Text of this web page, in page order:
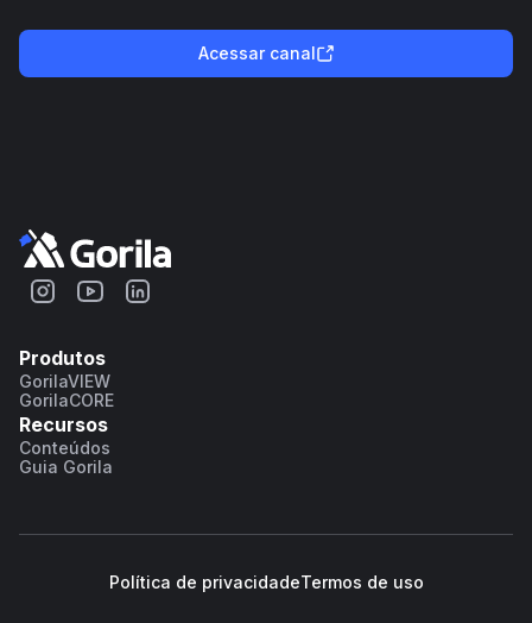
Acessar canal
Produtos
GorilaVIEW
GorilaCORE
Recursos
Conteúdos
Guia Gorila
Política de privacidadeTermos de uso